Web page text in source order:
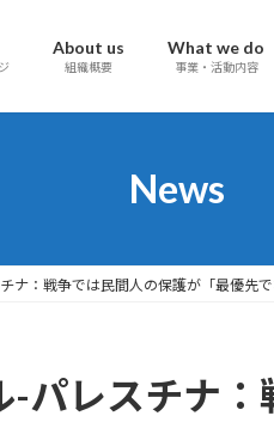
About us
組織概要
What we do
事業・活動内容
News
ナ：戦争では民間人の保護が「最優先
-パレスチナ：